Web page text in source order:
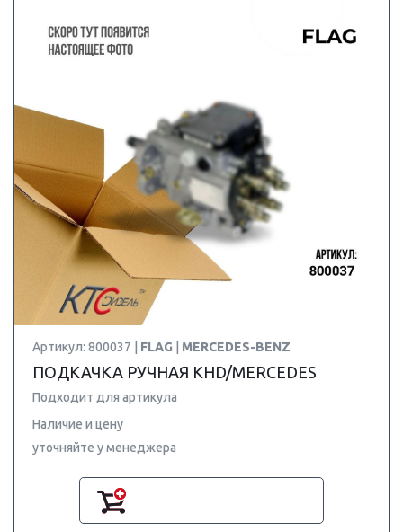
Артикул: 800037 | FLAG MERCEDES-BENZ
ПОДКАЧКА РУЧНАЯ KHD/MERCEDES
Подходит для артикула
Наличие и цену
уточняйте у менеджера